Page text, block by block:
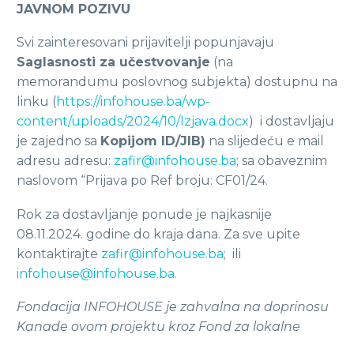
JAVNOM POZIVU
Svi zainteresovani prijavitelji popunjavaju
Saglasnosti za učestvovanje (na
memorandumu poslovnog subjekta) dostupnu na
linku ( https://infohouse.ba/wp-
content/uploads/2024/10/Izjava.docx) i dostavljaju
je zajedno sa Kopijom ID/JIB) na slijedeću e mail
adresu adresu: zafir@infohouse.ba; sa obaveznim
naslovom “Prijava po Ref broju: CF01/24.
Rok za dostavljanje ponude je najkasnije
08.11.2024. godine do kraja dana. Za sve upite
kontaktirajte zafir@infohouse.ba; ili
infohouse@infohouse.ba.
Fondacija INFOHOUSE je zahvalna na doprinosu
Kanade ovom projektu kroz Fond za lokalne